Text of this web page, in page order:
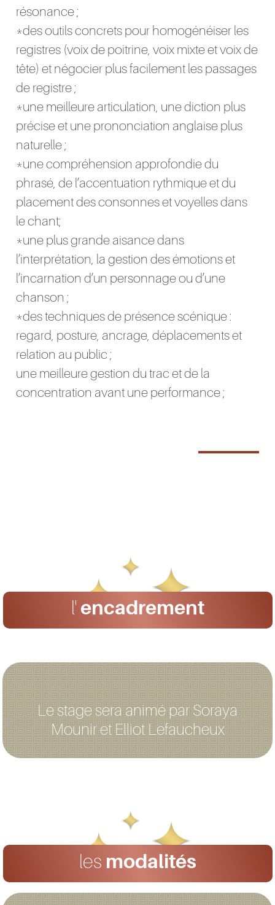
résonance ;
*des outils concrets pour homogénéiser les
registres (voix de poitrine, voix mixte et voix de
tête) et négocier plus facilement les passages
de registre ;
*une meilleure articulation, une diction plus
précise et une prononciation anglaise plus
naturelle ;
*une compréhension approfondie du
phrasé, de l’accentuation rythmique et du
placement des consonnes et voyelles dans
le chant;
*une plus grande aisance dans
l’interprétation, la gestion des émotions et
l’incarnation d’un personnage ou d’une
chanson ;
*des techniques de présence scénique :
regard, posture, ancrage, déplacements et
relation au public ;
une meilleure gestion du trac et de la
concentration avant une performance ;
l' encadrement
Le stage sera animé par Soraya
Mounir et Elliot Lefaucheux
les modalités